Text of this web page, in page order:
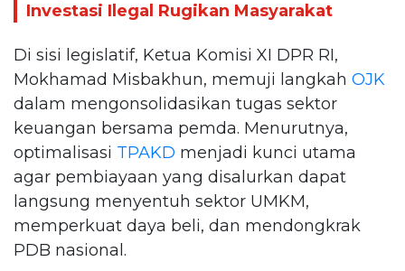
Investasi Ilegal Rugikan Masyarakat
Di sisi legislatif, Ketua Komisi XI DPR RI,
Mokhamad Misbakhun, memuji langkah OJK
dalam mengonsolidasikan tugas sektor
keuangan bersama pemda. Menurutnya,
optimalisasi TPAKD menjadi kunci utama
agar pembiayaan yang disalurkan dapat
langsung menyentuh sektor UMKM,
memperkuat daya beli, dan mendongkrak
PDB nasional.